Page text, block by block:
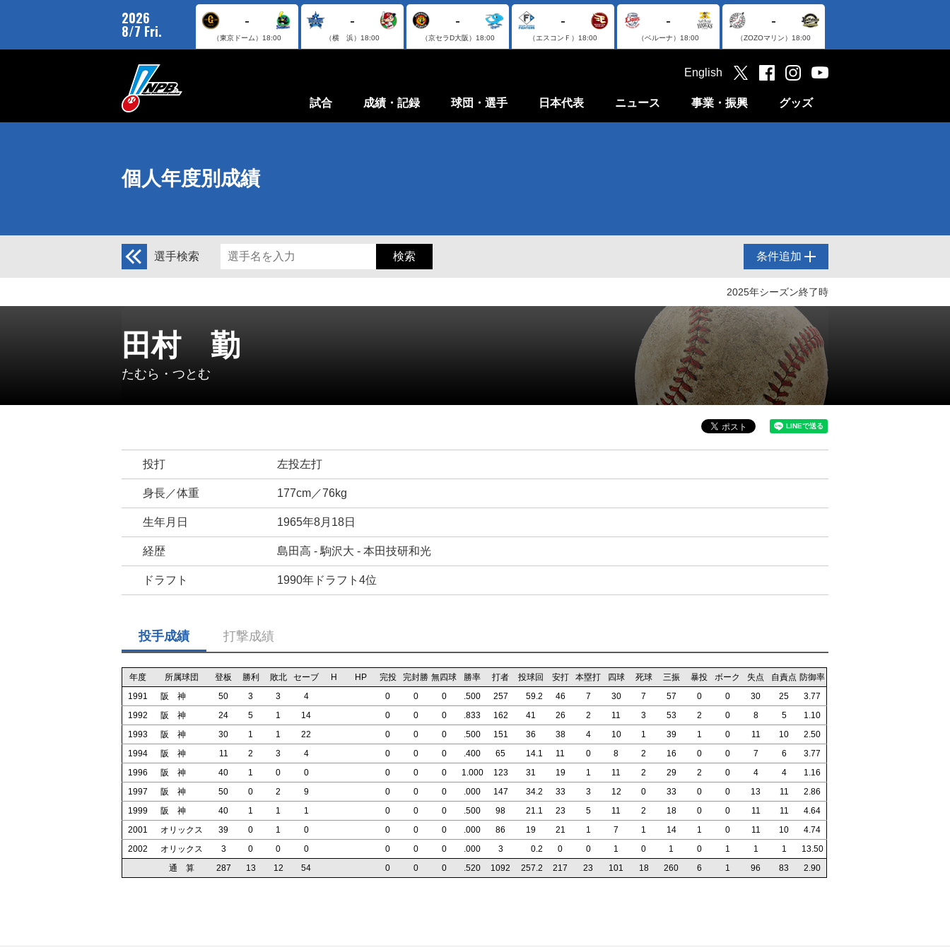
2026
8/7 Fri.
-
（東京ドーム） 18:00
-
（横 浜） 18:00
-
（京セラD大阪） 18:00
-
（エスコンＦ） 18:00
-
（ベルーナ） 18:00
-
（ZOZOマリン） 18:00
試合 成績・記録 球団・選手 日本代表 ニュース 事業・振興 グッズ
English
個人年度別成績
選手検索 条件追加
2025年シーズン終了時
田村 勤
たむら・つとむ
投打 左投左打
身長／体重 177cm／76kg
生年月日 1965年8月18日
経歴 島田高 - 駒沢大 - 本田技研和光
ドラフト 1990年ドラフト4位
投手成績 打撃成績
年度 所属球団 登板 勝利 敗北 セーブ H HP 完投 完封勝 無四球 勝率 打者 投球回 安打 本塁打 四球 死球 三振 暴投 ボーク 失点 自責点 防御率
1991
阪 神 50 3 3 4 0 0 0 .500 257 59.2 46 7 30 7 57 0 0 30 25
3.77
1992
阪 神 24 5 1 14 0 0 0 .833 162 41 26 2 11 3 53 2 0 8 5
1.10
1993
阪 神 30 1 1 22 0 0 0 .500 151 36 38 4 10 1 39 1 0 11 10
2.50
1994
阪 神 11 2 3 4 0 0 0 .400 65 14.1 11 0 8 2 16 0 0 7 6
3.77
1996
阪 神 40 1 0 0 0 0 0 1.000 123 31 19 1 11 2 29 2 0 4 4
1.16
1997
阪 神 50 0 2 9 0 0 0 .000 147 34.2 33 3 12 0 33 0 0 13 11
2.86
1999
阪 神 40 1 1 1 0 0 0 .500 98 21.1 23 5 11 2 18 0 0 11 11
4.64
2001
オリックス 39 0 1 0 0 0 0 .000 86 19 21 1 7 1 14 1 0 11 10
4.74
2002
オリックス 3 0 0 0 0 0 0 .000 3 0.2 0 0 1 0 1 0 1 1 1
13.50
通 算
287 13 12 54 0 0 0 .520 1092 257.2 217 23 101 18 260 6 1 96 83 2.90